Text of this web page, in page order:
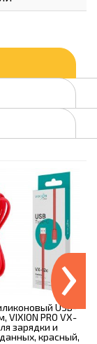
USB-
VIXION PRO VX-
зарядки и
красный,
›